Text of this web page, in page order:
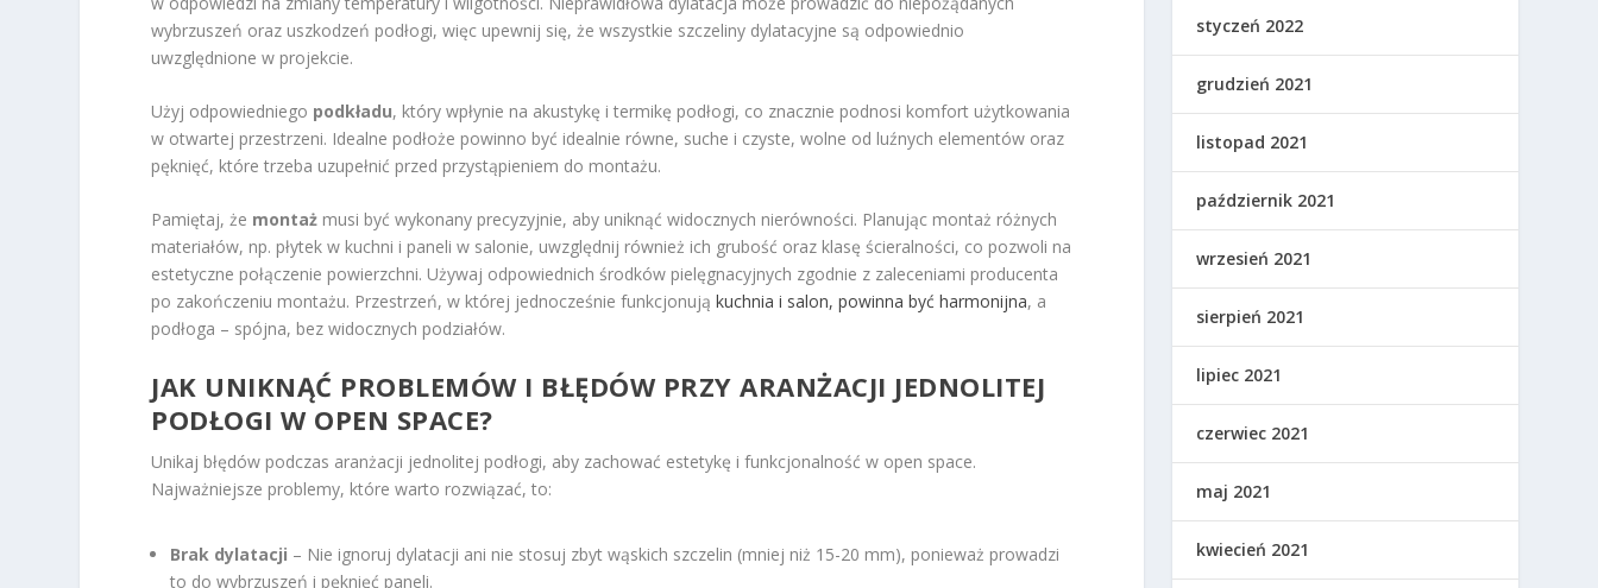
wybrzuszeń oraz uszkodzeń podłogi, więc upewnij się, że wszystkie szczeliny dylatacyjne są odpowiednio
uwzględnione w projekcie.
Użyj odpowiedniego podkładu, który wpłynie na akustykę i termikę podłogi, co znacznie podnosi komfort użytkowania
w otwartej przestrzeni. Idealne podłoże powinno być idealnie równe, suche i czyste, wolne od luźnych elementów oraz
pęknięć, które trzeba uzupełnić przed przystąpieniem do montażu.
Pamiętaj, że montaż musi być wykonany precyzyjnie, aby uniknąć widocznych nierówności. Planując montaż różnych
materiałów, np. płytek w kuchni i paneli w salonie, uwzględnij również ich grubość oraz klasę ścieralności, co pozwoli na
estetyczne połączenie powierzchni. Używaj odpowiednich środków pielęgnacyjnych zgodnie z zaleceniami producenta
po zakończeniu montażu. Przestrzeń, w której jednocześnie funkcjonująkuchnia i salon, powinna być harmonijna, a
podłoga – spójna, bez widocznych podziałów.
JAK UNIKNĄĆ PROBLEMÓW I BŁĘDÓW PRZY ARANŻACJI JEDNOLITEJ
PODŁOGI W OPEN SPACE?
Unikaj błędów podczas aranżacji jednolitej podłogi, aby zachować estetykę i funkcjonalność w open space.
Najważniejsze problemy, które warto rozwiązać, to:
Brak dylatacji – Nie ignoruj dylatacji ani nie stosuj zbyt wąskich szczelin (mniej niż 15-20 mm), ponieważ prowadzi
to do wybrzuszeń i pęknięć paneli.
styczeń 2022
grudzień 2021
listopad 2021
październik 2021
wrzesień 2021
sierpień 2021
lipiec 2021
czerwiec 2021
maj 2021
kwiecień 2021